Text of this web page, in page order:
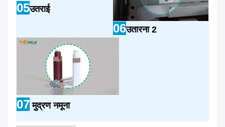
05उतराई
06उतारना 2
07 मुद्रण नमूना